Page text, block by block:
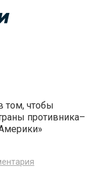
том, чтобы
противника–